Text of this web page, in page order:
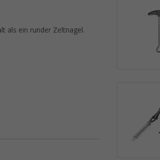
als ein runder Zeltnagel.